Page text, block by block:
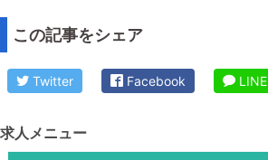
この記事をシェア
Twitter Facebook LINE
求人メニュー